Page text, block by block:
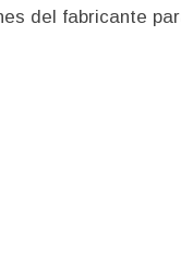
del fabricante